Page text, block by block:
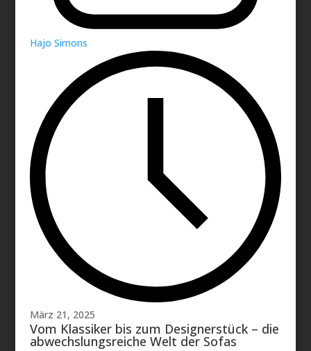
Hajo Simons
März 21, 2025
Vom Klassiker bis zum Designerstück – die
abwechslungsreiche Welt der Sofas